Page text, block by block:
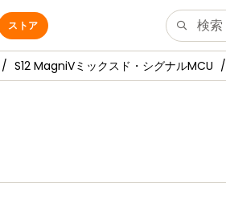
ストア
S12 MagniVミックスド・シグナルMCU